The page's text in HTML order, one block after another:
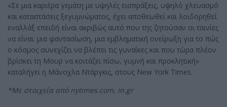
«Σε μια καριέρα γεμάτη με υψηλές εισπράξεις, υψηλό χλευασμό
και καταστάσεις ξεγυμνώματος, έχει αποθεωθεί και λοιδορηθεί
εναλλάξ επειδή είναι ακριβώς αυτό που της ζητούσαν οι ταινίες
να είναι: μια φαντασίωση, μια εμβληματική ονείρωξη για το πώς
ο κόσμος συνεχίζει να βλέπει τις γυναίκες και που τώρα πλέον
βρίσκει τη Μουρ να κοιτάζει πίσω, γυμνή και προκλητική»
καταλήγει η Μάνοχλα Ντάργκις, στους New York Times.
*Με στοιχεία από nytimes.com, in.gr